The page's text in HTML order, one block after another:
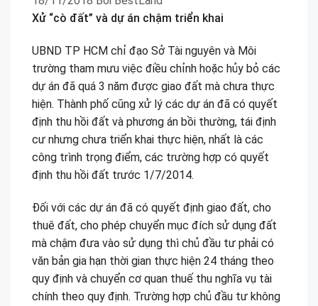
Xử “cò đất” và dự án chậm triển khai
UBND TP HCM chỉ đạo Sở Tài nguyên và Môi
trường tham mưu việc điều chỉnh hoặc hủy bỏ các
dự án đã quá 3 năm được giao đất mà chưa thực
hiện. Thành phố cũng xử lý các dự án đã có quyết
định thu hồi đất và phương án bồi thường, tái định
cư nhưng chưa triển khai thực hiện, nhất là các
công trình trọng điểm, các trường hợp có quyết
định thu hồi đất trước 1/7/2014.
Đối với các dự án đã có quyết định giao đất, cho
thuê đất, cho phép chuyển mục đích sử dụng đất
mà chậm đưa vào sử dụng thì chủ đầu tư phải có
văn bản gia hạn thời gian thực hiện 24 tháng theo
quy định và chuyển cơ quan thuế thu nghĩa vụ tài
chính theo quy định. Trường hợp chủ đầu tư không